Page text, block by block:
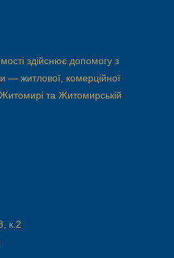
здійснює допомогу з
— житлової, комерційної
та Житомирській
к.2